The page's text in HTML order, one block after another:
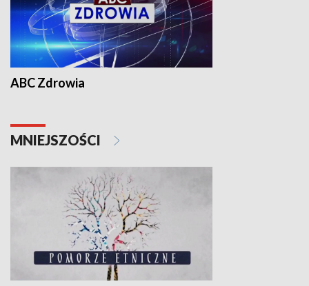
ABC Zdrowia
MNIEJSZOŚCI